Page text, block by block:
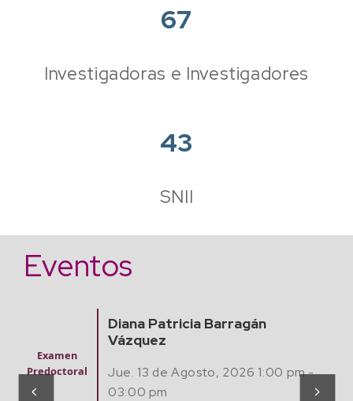
67
Investigadoras e Investigadores
43
SNII
Eventos
Diana Patricia Barragán
Jue. 13 de Agosto, 2026 1:00 pm -
03:00 pm
as,
Computaci